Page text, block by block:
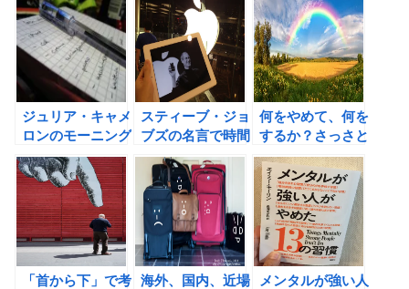
ブッダは言う。
ワイズマンは自分
を好きになること
で運が良くなると
言う。
パイアされたこ
と。
ジュリア・キャメ
ロンのモーニング
ページで、自分の
ために行動する習
慣を身につけよ
う！
スティーブ・ジョ
ブズの名言で時間
をコントロールし
よう！
何をやめて、何を
するか？さっさと
決断しよう！
「首から下」で考 海外、国内、近場
メンタルが強い人